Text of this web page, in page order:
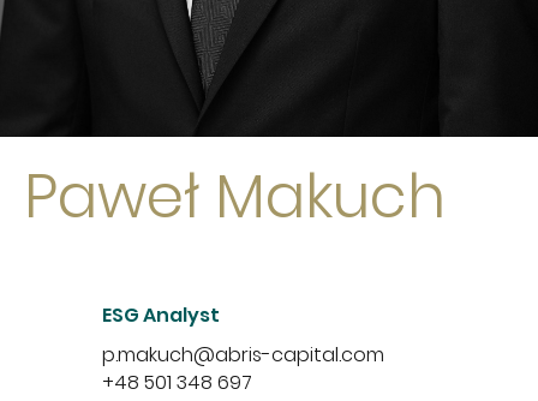
Paweł Makuch
ESG Analyst
p.makuch@abris-capital.com
+48 501 348 697